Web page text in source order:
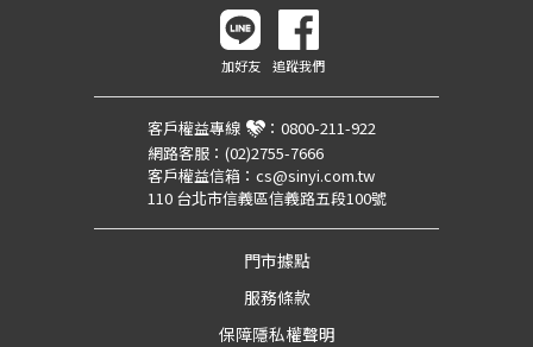
加好友 追蹤我們
客戶權益專線 ： 0800-211-922
網路客服： (02)2755-7666
客戶權益信箱： cs@sinyi.com.tw
110 台北市信義區信義路五段100號
門市據點
服務條款
保障隱私權聲明